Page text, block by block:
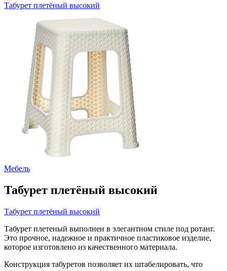
Табурет плетёный высокий
Мебель
Табурет плетёный высокий
Табурет плетёный высокий
Табурет плетеный выполнен в элегантном стиле под ротанг.
Это прочное, надежное и практичное пластиковое изделие,
которое изготовлено из качественного материала.
Конструкция табуретов позволяет их штабелировать, что